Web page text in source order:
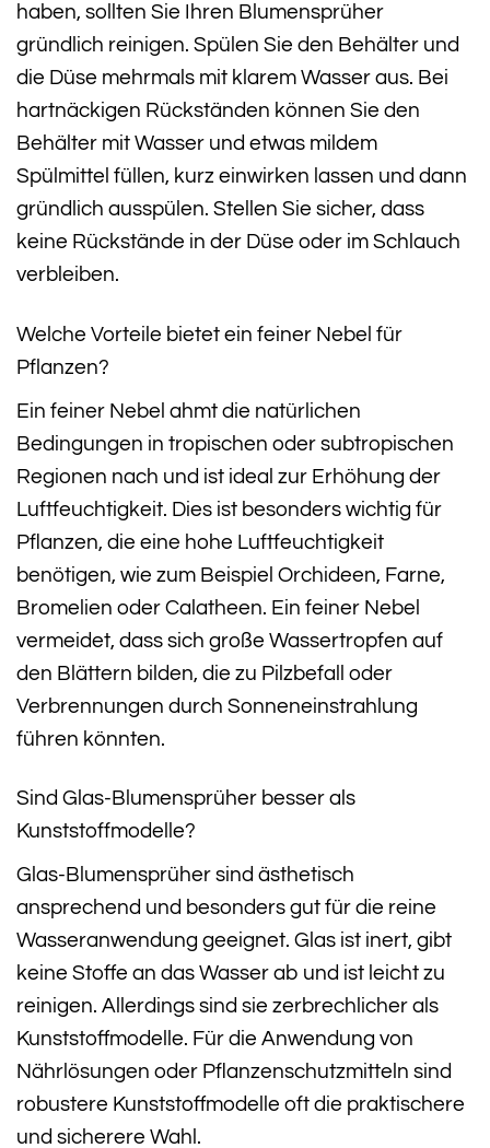
haben, sollten Sie Ihren Blumensprüher
gründlich reinigen. Spülen Sie den Behälter und
die Düse mehrmals mit klarem Wasser aus. Bei
hartnäckigen Rückständen können Sie den
Behälter mit Wasser und etwas mildem
Spülmittel füllen, kurz einwirken lassen und dann
gründlich ausspülen. Stellen Sie sicher, dass
keine Rückstände in der Düse oder im Schlauch
verbleiben.
Welche Vorteile bietet ein feiner Nebel für
Pflanzen?
Ein feiner Nebel ahmt die natürlichen
Bedingungen in tropischen oder subtropischen
Regionen nach und ist ideal zur Erhöhung der
Luftfeuchtigkeit. Dies ist besonders wichtig für
Pflanzen, die eine hohe Luftfeuchtigkeit
benötigen, wie zum Beispiel Orchideen, Farne,
Bromelien oder Calatheen. Ein feiner Nebel
vermeidet, dass sich große Wassertropfen auf
den Blättern bilden, die zu Pilzbefall oder
Verbrennungen durch Sonneneinstrahlung
führen könnten.
Sind Glas-Blumensprüher besser als
Kunststoffmodelle?
Glas-Blumensprüher sind ästhetisch
ansprechend und besonders gut für die reine
Wasseranwendung geeignet. Glas ist inert, gibt
keine Stoffe an das Wasser ab und ist leicht zu
reinigen. Allerdings sind sie zerbrechlicher als
Kunststoffmodelle. Für die Anwendung von
Nährlösungen oder Pflanzenschutzmitteln sind
robustere Kunststoffmodelle oft die praktischere
und sicherere Wahl.